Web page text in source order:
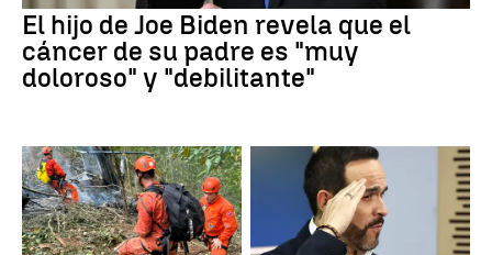
El hijo de Joe Biden revela que el
cáncer de su padre es "muy
doloroso" y "debilitante"